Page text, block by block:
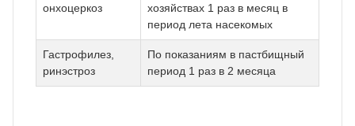
онхоцеркоз
хозяйствах 1 раз в месяц в
период лета насекомых
Гастрофилез,
ринэстроз
По показаниям в пастбищный
период 1 раз в 2 месяца